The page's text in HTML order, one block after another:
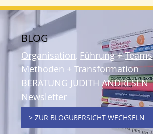
BLOG
Organisation, Führung+Teams
Methoden +Transformation
BERATUNG JUDITH ANDRESEN
Newsletter
> ZUR BLOGÜBERSICHT WECHSELN